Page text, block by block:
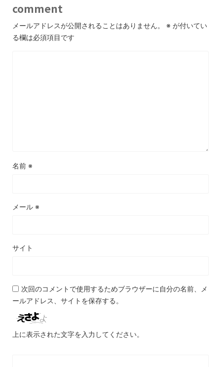
comment
メールアドレスが公開されることはありません。 ※ が付いてい
る欄は必須項目です
名前 ※
メール ※
サイト
次回のコメントで使用するためブラウザーに自分の名前、メ
ールアドレス、サイトを保存する。
上に表示された文字を入力してください。